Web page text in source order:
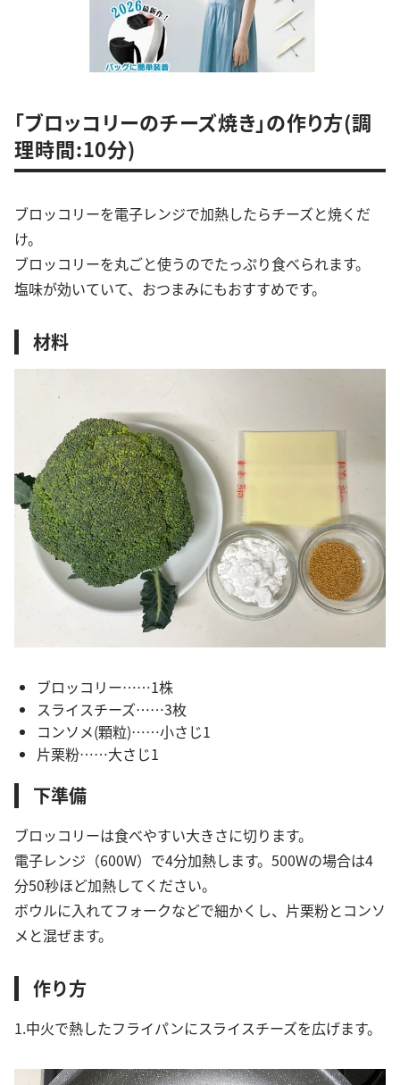
「ブロッコリーのチーズ焼き」の作り方(調
理時間:10分)
ブロッコリーを電子レンジで加熱したらチーズと焼くだ
け。
ブロッコリーを丸ごと使うのでたっぷり食べられます。
塩味が効いていて、おつまみにもおすすめです。
材料
ブロッコリー……1株
スライスチーズ……3枚
コンソメ(顆粒)……小さじ1
片栗粉……大さじ1
下準備
ブロッコリーは食べやすい大きさに切ります。
電子レンジ（600W）で4分加熱します。500Wの場合は4
分50秒ほど加熱してください。
ボウルに入れてフォークなどで細かくし、片栗粉とコンソ
メと混ぜます。
作り方
1.中火で熱したフライパンにスライスチーズを広げます。